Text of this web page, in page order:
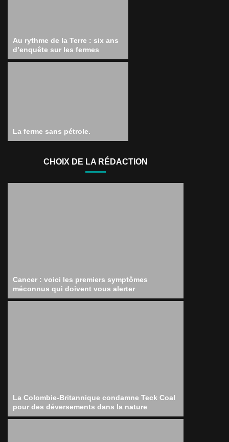
Au rythme de la Terre : six ans
d’enquête sur les fermes
La ferme sans pétrole.
CHOIX DE LA RÉDACTION
Cancer : voici les premiers symptômes
méconnus qui doivent vous alerter
La Colombie-Britannique condamne Teck Coal
pour des déversements dans la nature